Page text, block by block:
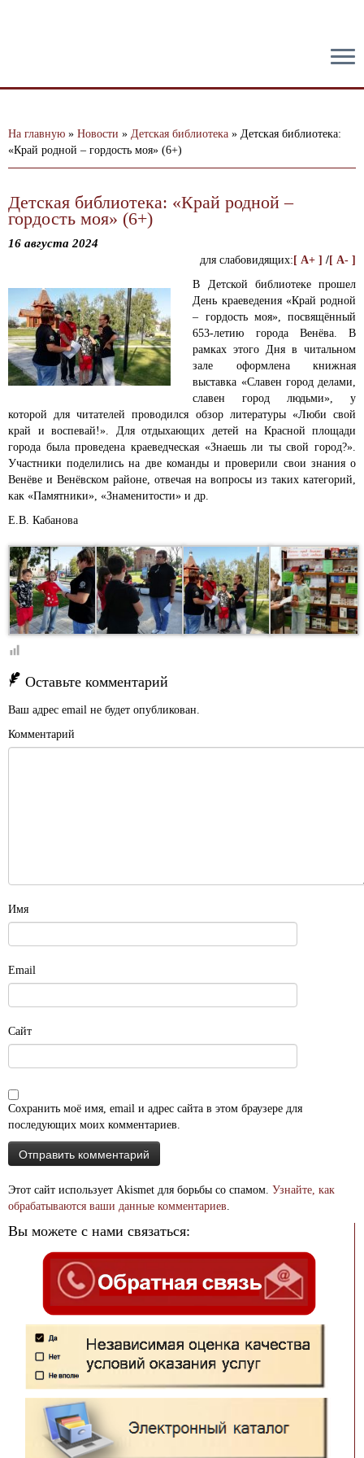
На главную » Новости » Детская библиотека » Детская библиотека:
«Край родной – гордость моя» (6+)
Детская библиотека: «Край родной –
гордость моя» (6+)
16 августа 2024
для слабовидящих: [ A+ ] /[ A- ]
В Детской библиотеке прошел
День краеведения «Край родной
– гордость моя», посвящённый
653-летию города Венёва. В
рамках этого Дня в читальном
зале оформлена книжная
выставка «Славен город делами,
славен город людьми», у
которой для читателей проводился обзор литературы «Люби свой
край и воспевай!». Для отдыхающих детей на Красной площади
города была проведена краеведческая «Знаешь ли ты свой город?».
Участники поделились на две команды и проверили свои знания о
Венёве и Венёвском районе, отвечая на вопросы из таких категорий,
как «Памятники», «Знаменитости» и др.
Е.В. Кабанова
Оставьте комментарий
Ваш адрес email не будет опубликован.
Комментарий
Имя
Email
Сайт
Сохранить моё имя, email и адрес сайта в этом браузере для
последующих моих комментариев.
Этот сайт использует Akismet для борьбы со спамом. Узнайте, как
обрабатываются ваши данные комментариев.
Вы можете с нами связаться: